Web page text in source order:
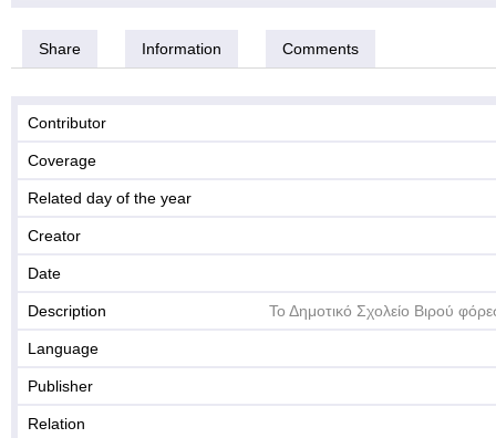
Share Information Comments
Contributor
Coverage
Related day of the year
Creator
Date
Description Το Δημοτικό Σχολείο Βιρού
Language
Publisher
Relation